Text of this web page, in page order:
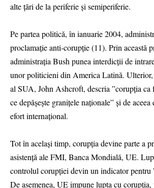
alte țări de la periferie și semiperiferie.
Pe partea politică, în ianuarie 2004,
proclamație anti-corupție (11). Prin această
administrația Bush punea interdicții de
unor politicieni din America Latină.
al SUA, John Ashcroft, descria ”corupția
ce depășește granițele naționale” și de aceea
efort internațional.
Tot în același timp, corupția devine parte a
asistență ale FMI, Banca Mondială, UE.
controlul corupției devin un indicator pentru
De asemenea, UE impune lupta cu